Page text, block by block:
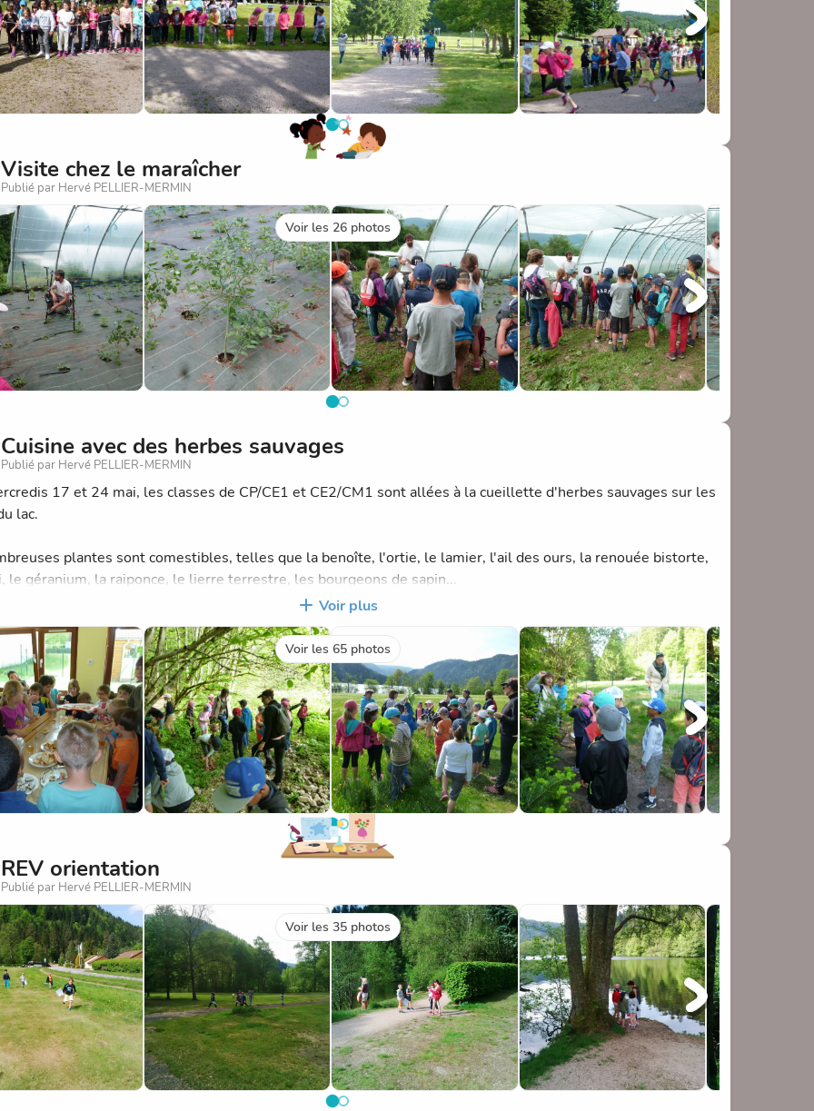
tous les parents qui se sont encore fortement mobilisés et sans qui nous ne pourrions pas organiser une si
:
1 : CE2 filles nées en 2008)
1
Visite chez le maraîcher
Publié par Hervé PELLIER-MERMIN
Voir les 26 photos
Cuisine avec des herbes sauvages
Publié par Hervé PELLIER-MERMIN
17 et 24 mai, les classes de CP/CE1 et CE2/CM1 sont allées à la cueillette d'herbes sauvages sur les
lac.
plantes sont comestibles, telles que la benoîte, l'ortie, le lamier, l'ail des ours, la renouée bistorte,
le géranium, la raiponce, le lierre terrestre, les bourgeons de sapin...
cueillette très fructueuse, les classes se sont rendues dans les locaux de la cantine et ont préparé divers
et gâteaux aux herbes : mouillettes au carvi, tartines à l'ail des ours, fromage de chèvre au lierre terrestre.
nos petits cuisiniers "en herbe" ont goûté et apprécié leurs différents mets.
certaines plantes comme le bouton d'or sont toxiques ! Si, on n'est pas sûr de bien connaître la plante, il
ne pas en manger.
Mme Obrecht pour son intervention et à Sabrina pour son accueil.
mamans qui nous ont accompagnés et qui n'ont pas hésité à mettre la main à la pâte !
Voir plus
Voir les 65 photos
REV orientation
Publié par Hervé PELLIER-MERMIN
Voir les 35 photos